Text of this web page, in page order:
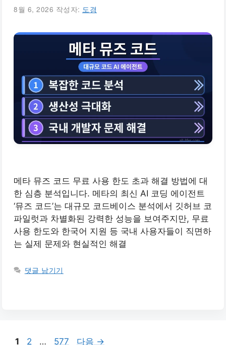
8월 6, 2026 작성자: 도경
메타 뮤즈 코드 무료 사용 한도 초과 해결 방법에 대
한 심층 분석입니다. 메타의 최신 AI 코딩 에이전트
‘뮤즈 코드’는 대규모 코드베이스 분석에서 깃허브 코
파일럿과 차별화된 강력한 성능을 보여주지만, 무료
사용 한도와 한국어 지원 등 국내 사용자들이 직면하
는 실제 문제와 현실적인 해결
댓글 남기기
페
1
페
2 …
페
577 다음 →